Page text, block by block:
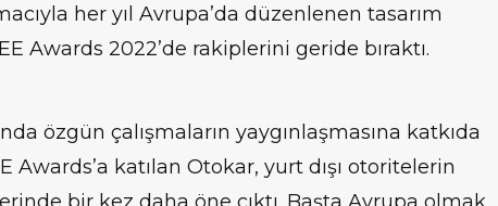
her yıl Avrupa’da düzenlenen tasarım
Awards 2022’de rakiplerini geride bıraktı.
özgün çalışmaların yaygınlaşmasına katkıda
Awards’a katılan Otokar, yurt dışı otoritelerin